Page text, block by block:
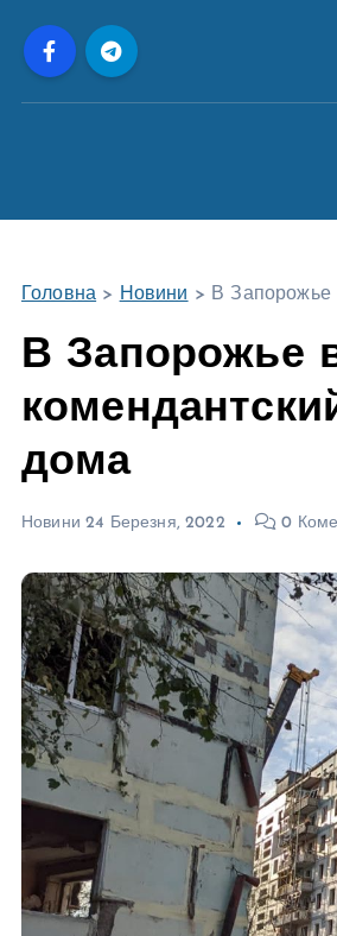
Головна > Новини > В Запорожье
В Запорожье
дома
Новини 24 Березня, 2022 0